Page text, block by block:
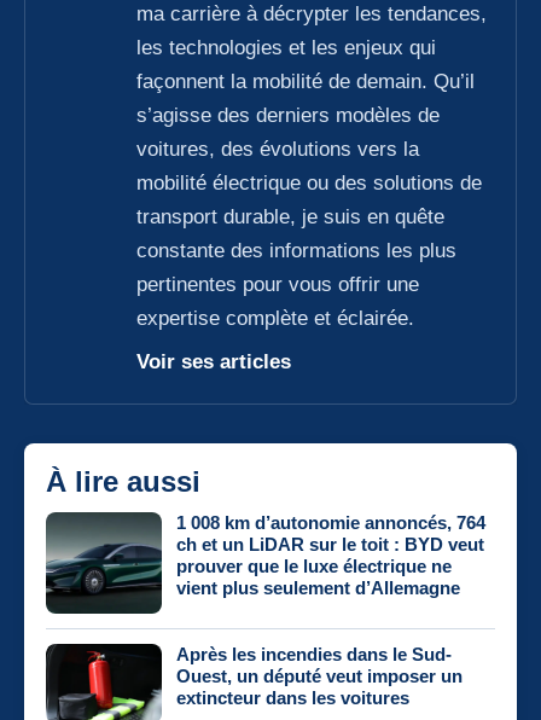
ma carrière à décrypter les tendances,
les technologies et les enjeux qui
façonnent la mobilité de demain. Qu’il
s’agisse des derniers modèles de
voitures, des évolutions vers la
mobilité électrique ou des solutions de
transport durable, je suis en quête
constante des informations les plus
pertinentes pour vous offrir une
expertise complète et éclairée.
Voir ses articles
À lire aussi
1 008 km d’autonomie annoncés, 764
ch et un LiDAR sur le toit : BYD veut
prouver que le luxe électrique ne
vient plus seulement d’Allemagne
Après les incendies dans le Sud-
Ouest, un député veut imposer un
extincteur dans les voitures